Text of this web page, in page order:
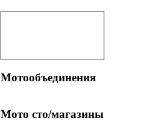
Мотообъединения
Мото сто/магазины